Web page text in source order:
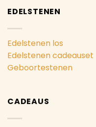
EDELSTENEN
Edelstenen los
Edelstenen cadeauset
Geboortestenen
CADEAUS